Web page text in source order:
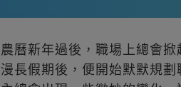
農曆新年過後，職場上總會
漫長假期後，便開始默默規